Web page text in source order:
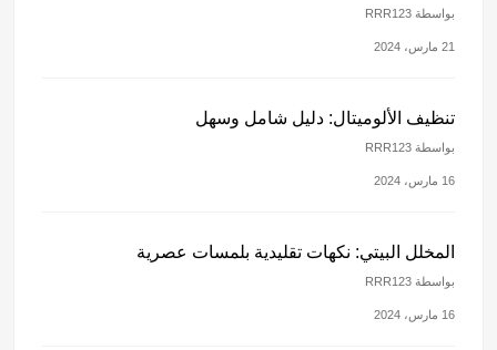
بواسطة RRR123
21 مارس، 2024
تنظيف الألوميتال: دليل شامل وسهل
بواسطة RRR123
16 مارس، 2024
المخلل البيتي: نكهات تقليدية بلمسات عصرية
بواسطة RRR123
16 مارس، 2024